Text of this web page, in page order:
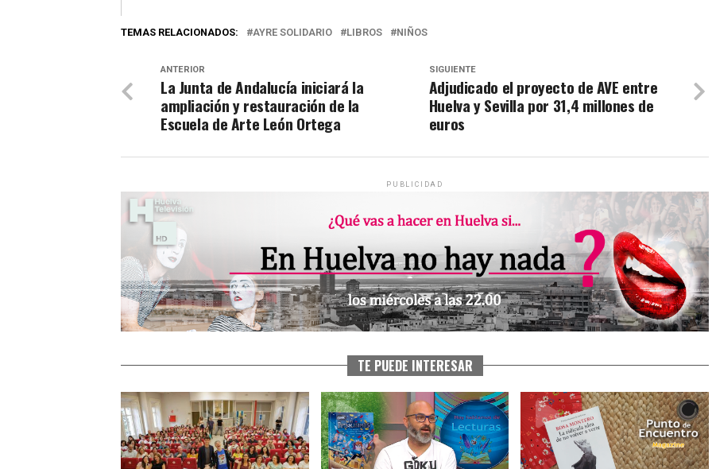
TEMAS RELACIONADOS: AYRE SOLIDARIO LIBROS NIÑOS
SIGUIENTE
Adjudicado el proyecto de AVE entre
Huelva y Sevilla por 31,4 millones de
euros
ANTERIOR
La Junta de Andalucía iniciará la
ampliación y restauración de la
Escuela de Arte León Ortega
PUBLICIDAD
TE PUEDE INTERESAR